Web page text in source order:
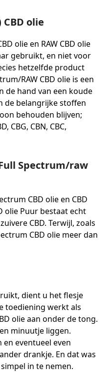
olie
olie en RAW CBD olie
gebruikt, en niet voor
hetzelfde product
RAW CBD olie is een
de hand van een koude
de belangrijke stoffen
behouden blijven;
CBG, CBN, CBC,
Spectrum/raw
CBD olie en CBD
olie Puur bestaat echt
CBD. Terwijl, zoals
CBD olie meer dan
dient u het flesje
toediening werkt als
olie aan onder de tong.
minuutje liggen.
eventueel even
drankje. En dat was
in te nemen.